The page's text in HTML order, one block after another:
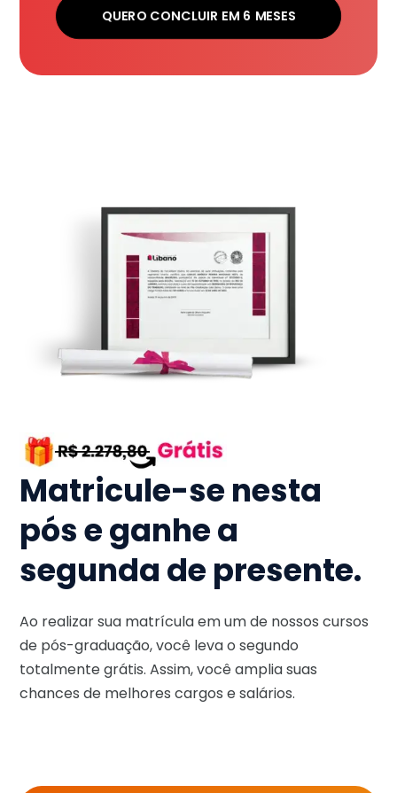
QUERO CONCLUIR EM 6 MESES
Matricule-se nesta
pós e ganhe a
segunda de presente.
Ao realizar sua matrícula em um de nossos cursos
de pós-graduação, você leva o segundo
totalmente grátis. Assim, você amplia suas
chances de melhores cargos e salários.